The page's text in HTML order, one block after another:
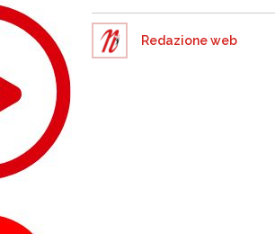
Redazione web